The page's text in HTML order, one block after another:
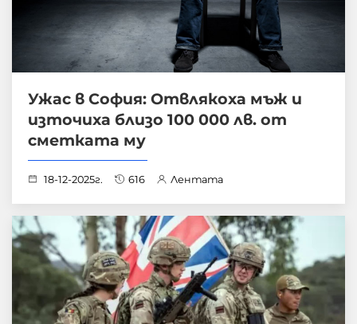
Ужас в София: Отвлякоха мъж и
източиха близо 100 000 лв. от
сметката му
18-12-2025г. 616 Лентата